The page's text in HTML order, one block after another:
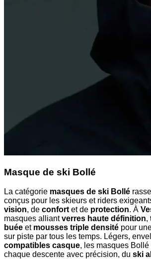
Masque de ski Bollé
La catégorie masques de ski Bollé
conçus pour les skieurs et riders
vision, de confort et de protection. À
masques alliantverres haute définition,
buée et mousses triple densité pour
sur piste par tous les temps. Légers,
compatibles casque, les masques
chaque descente avec précision, du ski